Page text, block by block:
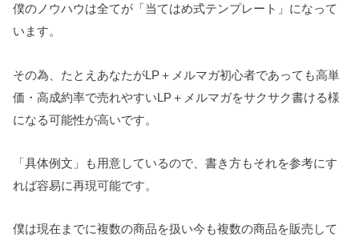
僕のノウハウは全てが「当てはめ式テンプレート」になって
います。
その為、たとえあなたがLP＋メルマガ初心者であっても高単
価・高成約率で売れやすいLP＋メルマガをサクサク書ける様
になる可能性が高いです。
「具体例文」も用意しているので、書き方もそれを参考にす
れば容易に再現可能です。
僕は現在までに複数の商品を扱い今も複数の商品を販売して